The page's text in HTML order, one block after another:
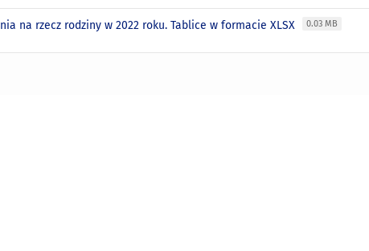
na rzecz rodziny w 2022 roku. Tablice w formacie XLSX 0.03 MB